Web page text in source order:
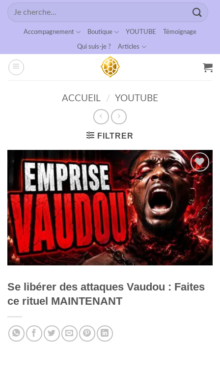
Passer
contenu
Recherche
pour :
Accompagnement Boutique YOUTUBE Témoignage
Qui suis-je ? Articles
ACCUEIL / YOUTUBE
FILTRER
Ajouter
à la
wishlist
Se libérer des attaques Vaudou : Faites
ce rituel MAINTENANT